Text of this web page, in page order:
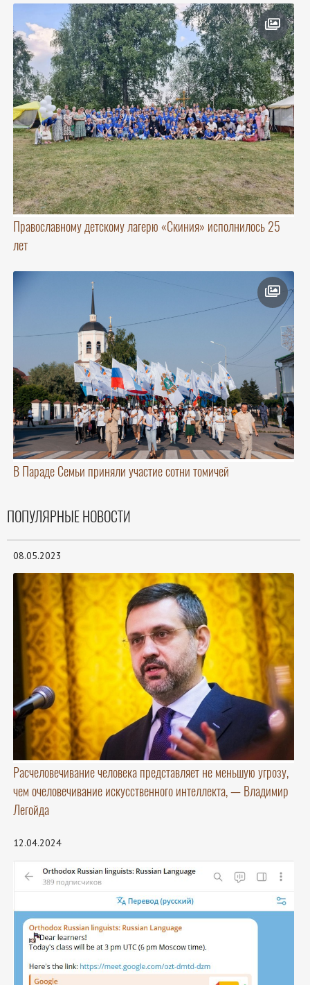
Православному детскому лагерю «Скиния» исполнилось 25
лет
В Параде Семьи приняли участие сотни томичей
ПОПУЛЯРНЫЕ НОВОСТИ
08.05.2023
Расчеловечивание человека представляет не меньшую угрозу,
чем очеловечивание искусственного интеллекта, — Владимир
Легойда
12.04.2024